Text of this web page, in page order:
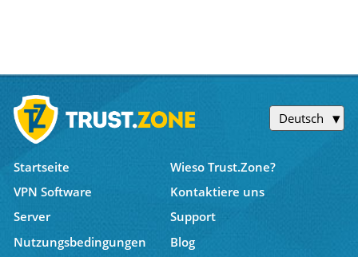
Deutsch
Startseite
Wieso Trust.Zone?
VPN Software
Kontaktiere uns
Server
Support
Nutzungsbedingungen
Blog